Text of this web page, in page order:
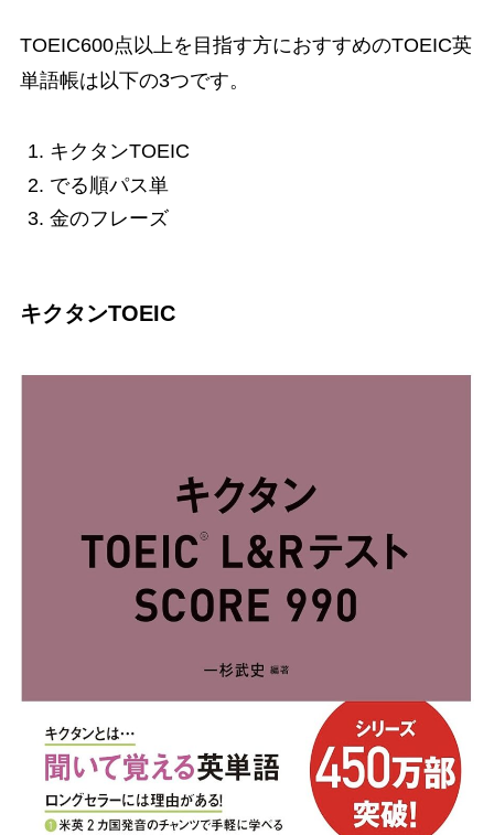
TOEIC600点以上を目指す方におすすめのTOEIC英
単語帳は以下の3つです。
キクタンTOEIC
でる順パス単
金のフレーズ
キクタンTOEIC